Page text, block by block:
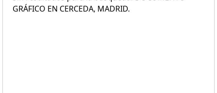
GRÁFICO EN CERCEDA, MADRID.